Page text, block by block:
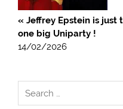
« Jeffrey Epstein is just
one big Uniparty !
14/02/2026